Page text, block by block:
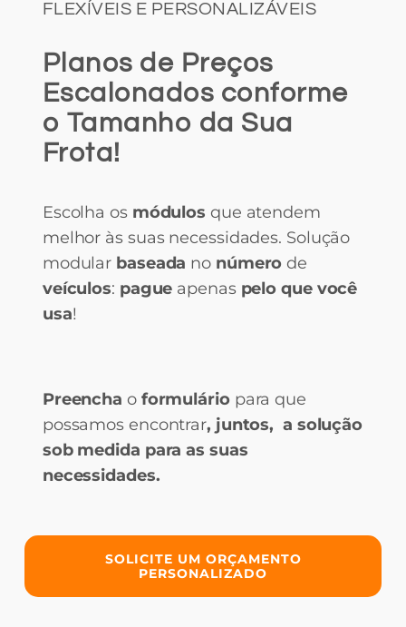
FLEXÍVEIS E PERSONALIZÁVEIS
Planos de Preços
Escalonados conforme
o Tamanho da Sua
Frota!
Escolha osmódulos que atendem
melhor às suas necessidades. Solução
modular baseada no número de
veículos: pague apenas pelo que você
usa!
Preencha o formulário para que
possamos encontrar, juntos, a solução
sob medida para as suas
necessidades.
SOLICITE UM ORÇAMENTO
PERSONALIZADO